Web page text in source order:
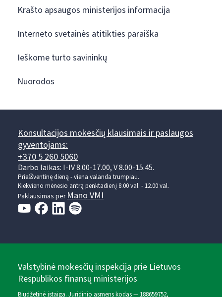
Krašto apsaugos ministerijos informacija
Interneto svetainės atitikties paraiška
Ieškome turto savininkų
Nuorodos
Konsultacijos mokesčių klausimais ir paslaugos
gyventojams:
+370 5 260 5060
Darbo laikas: I-IV 8.00-17.00, V 8.00-15.45.
Prieššventinę dieną - viena valanda trumpiau.
Kiekvieno mėnesio antrą penktadienį 8.00 val. - 12.00 val.
Paklausimas perMano VMI
Valstybinė mokesčių inspekcija prie Lietuvos
Respublikos finansų ministerijos
Biudžetinė įstaiga. Juridinio asmens kodas — 188659752,